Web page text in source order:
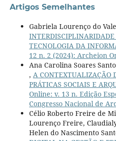
Artigos Semelhantes
Gabriela Lourenço do
TECNOLOGIA DA
12 n. 2 (2024): Archeion
Ana Carolina Soares
, A CONTEXTUALIZAÇÃO
PRÁTICAS SOCIAIS E
Online: v. 13 n. Edição
Congresso Nacional de
Célio Roberto Freire de
Lourenço Freire,
Helen do Nascimento